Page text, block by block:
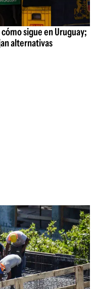
sigue en Uruguay;
alternativas